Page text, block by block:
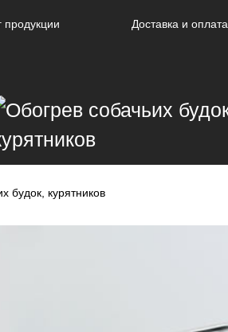
продукции Доставка и оплата
будок, курятников